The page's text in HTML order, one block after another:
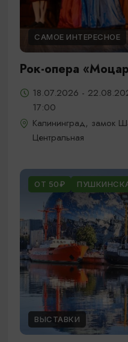
САМОЕ ИНТЕРЕСНОЕ
Рок-опера
18.07.2026 -
17:00
Калининград, замок
Центральная
ОТ 50₽
ВЫСТАВКИ